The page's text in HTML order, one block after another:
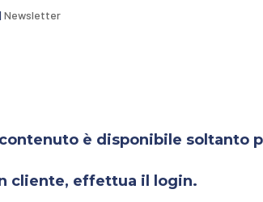
|Newsletter
è disponibile soltanto
cliente, effettua il login.